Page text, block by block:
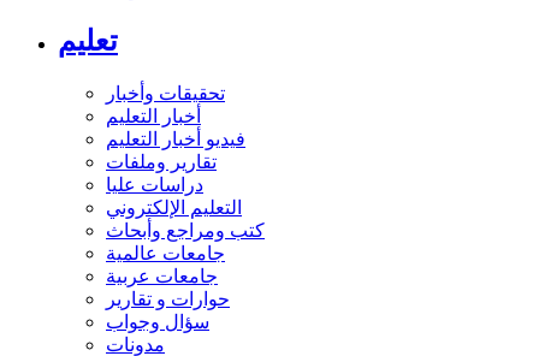
تعليم
تحقيقات وأخبار
أخبار التعليم
فيديو أخبار التعليم
تقارير وملفات
دراسات عليا
التعليم الإلكتروني
كتب ومراجع وأبحاث
جامعات عالمية
جامعات عربية
حوارات و تقارير
سؤال وجواب
مدونات